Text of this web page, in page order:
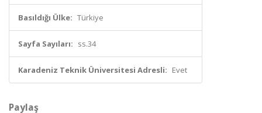
Basıldığı Ülke: Türkiye
Sayfa Sayıları: ss.34
Karadeniz Teknik Üniversitesi Adresli: Evet
Paylaş